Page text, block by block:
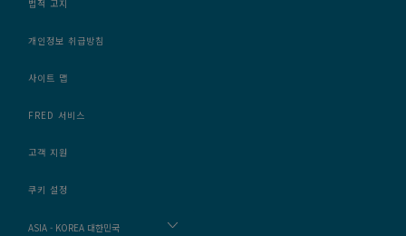
법적 고지
개인정보 취급방침
사이트 맵
FRED 서비스
고객 지원
쿠키 설정
ASIA - KOREA 대한민국